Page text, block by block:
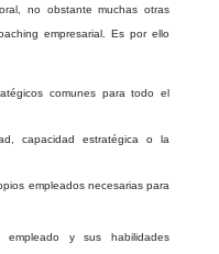
no obstante muchas otras
empresarial. Es por ello
comunes para todo el
capacidad estratégica o la
empleados necesarias para
y sus habilidades